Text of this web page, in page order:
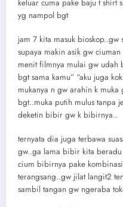
keluar cuma pake baju t shirt
yg nampol bgt
jam 7 kita masuk
supaya makin asik gw
menit filmnya mulai gw
bgt sama kamu” “aku juga
mukanya n gw arahin k
bgt..muka putih mulus tanpa
deketin bibir gw k bibirnya..
ternyata dia juga terbawa
gw..ga lama bibir kita
cium bibirnya pake
terangsang..gw jilat langit2
sambil tangan gw ngeraba